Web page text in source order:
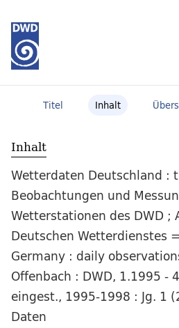
Titel Inhalt
Inhalt
Wetterdaten Deutschland :
Beobachtungen und
Wetterstationen des DWD ;
Deutschen Wetterdienstes
Germany : daily
Offenbach : DWD, 1.1995 -
eingest., 1995-1998 : Jg. 1
Daten